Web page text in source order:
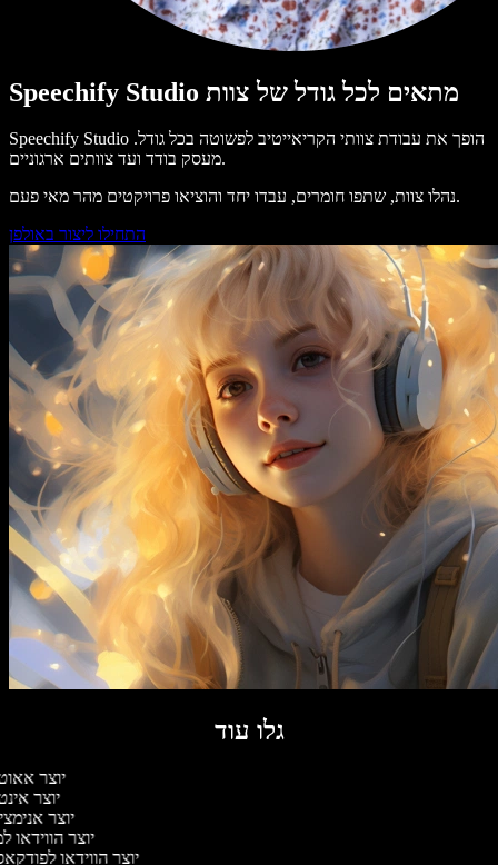
Speechify Studio מתאים לכל גודל של צוות
Speechify Studio הופך את עבודת צוותי הקריאייטיב לפשוטה בכל גודל.
מעסק בודד ועד צוותים ארגוניים.
נהלו צוות, שתפו חומרים, עבדו יחד והוציאו פרויקטים מהר מאי פעם.
התחילו ליצור באולפן
גלו עוד
יוצר
יוצר
יוצר
יוצר הווידאו
יוצר הווידאו